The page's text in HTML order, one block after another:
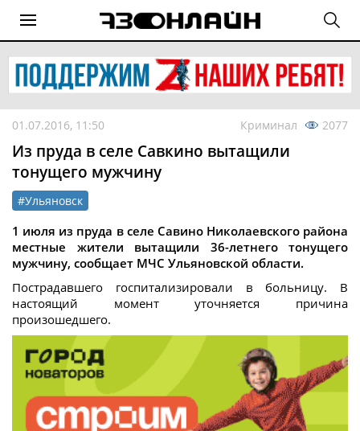
01.07.2016, 11:50 Криминал 2077
Из пруда в селе Савкино вытащили
тонущего мужчину
#Ульяновск
1 июля из пруда в селе Савино Николаевского района
местные жители вытащили 36-летнего тонущего
мужчину, сообщает МЧС Ульяновской области.
Пострадавшего госпитализировали в больницу. В
настоящий момент уточняется причина
произошедшего.